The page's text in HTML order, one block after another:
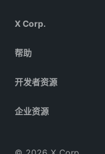
X Corp.
帮助
开发者资源
企业资源